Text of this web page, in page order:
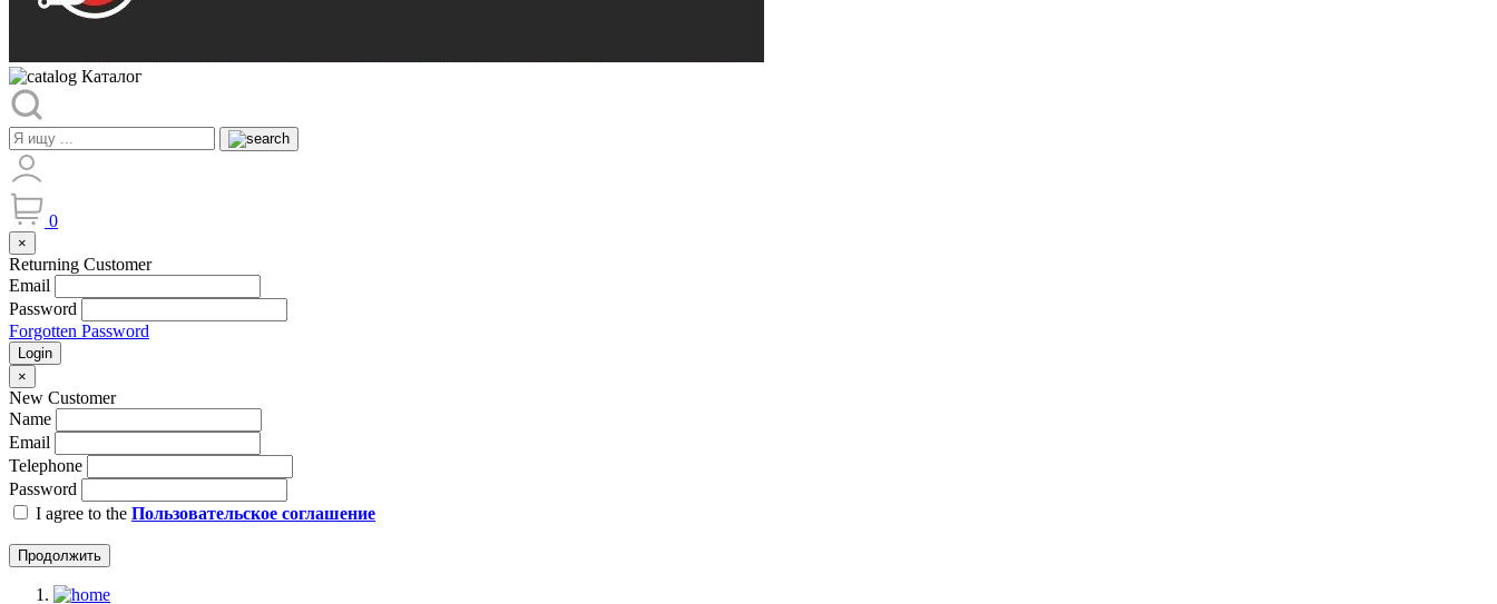
Каталог
0
×
Returning Customer
Email
Password
Forgotten Password
Login
×
New Customer
Name
Email
Telephone
Password
I agree to the Пользовательское соглашение
Продолжить